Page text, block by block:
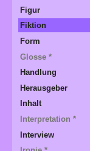
Figur
Fiktion
Form
Glosse *
Handlung
Herausgeber
Inhalt
Interpretation *
Interview